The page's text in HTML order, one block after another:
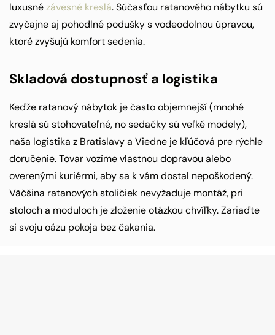
luxusnézávesné kreslá. Súčasťou ratanového nábytku sú
zvyčajne aj pohodlné podušky s vodeodolnou úpravou,
ktoré zvyšujú komfort sedenia.
Skladová dostupnosť a logistika
Keďže ratanový nábytok je často objemnejší (mnohé
kreslá sú stohovateľné, no sedačky sú veľké modely),
naša logistika z Bratislavy a Viedne je kľúčová pre rýchle
doručenie. Tovar vozíme vlastnou dopravou alebo
overenými kuriérmi, aby sa k vám dostal nepoškodený.
Väčšina ratanových stoličiek nevyžaduje montáž, pri
stoloch a moduloch je zloženie otázkou chvíľky. Zariaďte
si svoju oázu pokoja bez čakania.